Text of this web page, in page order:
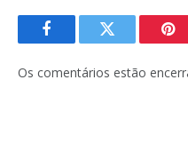
FacebookTwitter
Os comentários estão